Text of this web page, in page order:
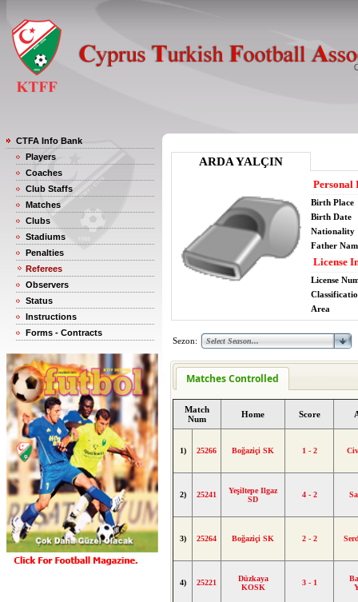
CTFA Info Bank
Players
Coaches
Club Staffs
Matches
Clubs
Stadiums
Penalties
Referees
Observers
Status
Instructions
Forms - Contracts
ARDA YALÇIN
Personal
Birth Place
Birth Date
Nationality
Father
License
License
Area
Sezon:
Matches Controlled
Match
Num
Home Score
1) 25266 Boğaziçi SK 1 - 2
2) 25241
Yeşiltepe Ilgaz
SD
4 - 2
3) 25264 Boğaziçi SK 2 - 2
4) 25221
Düzkaya
KOSK
3 - 1